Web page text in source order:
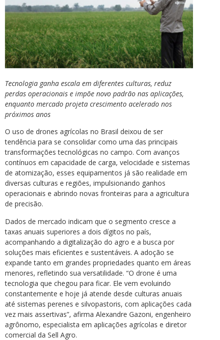
Tecnologia ganha escala em diferentes culturas, reduz
perdas operacionais e impõe novo padrão nas aplicações,
enquanto mercado projeta crescimento acelerado nos
próximos anos
O uso de drones agrícolas no Brasil deixou de ser
tendência para se consolidar como uma das principais
transformações tecnológicas no campo. Com avanços
contínuos em capacidade de carga, velocidade e sistemas
de atomização, esses equipamentos já são realidade em
diversas culturas e regiões, impulsionando ganhos
operacionais e abrindo novas fronteiras para a agricultura
de precisão.
Dados de mercado indicam que o segmento cresce a
taxas anuais superiores a dois dígitos no país,
acompanhando a digitalização do agro e a busca por
soluções mais eficientes e sustentáveis. A adoção se
expande tanto em grandes propriedades quanto em áreas
menores, refletindo sua versatilidade. “O drone é uma
tecnologia que chegou para ficar. Ele vem evoluindo
constantemente e hoje já atende desde culturas anuais
até sistemas perenes e silvopastoris, com aplicações cada
vez mais assertivas”, afirma Alexandre Gazoni, engenheiro
agrônomo, especialista em aplicações agrícolas e diretor
comercial da Sell Agro.